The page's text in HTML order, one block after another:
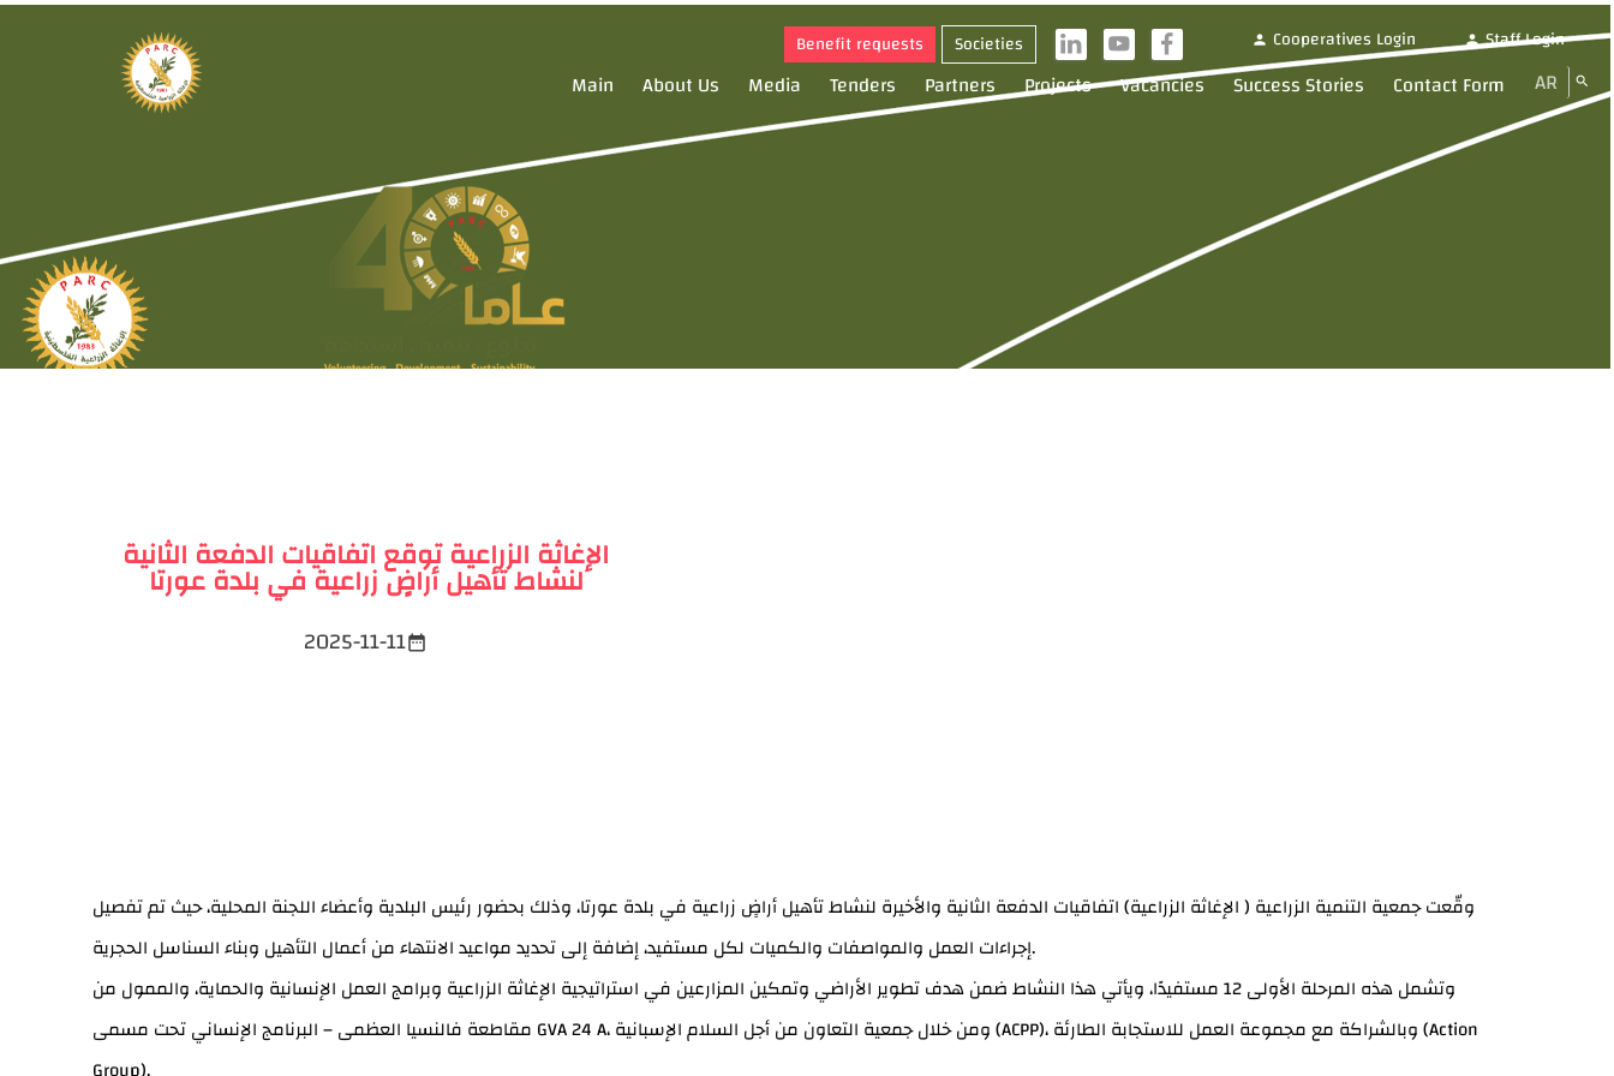
Benefit requests Societies i y f person Cooperatives Login person Staff Login
Main About Us Media Tenders Partners Projects Vacancies Success Stories Contact Form AR search
الإغاثة الزراعية توقع اتفاقيات الدفعة الثانية
لنشاط تأهيل أراضٍ زراعية في بلدة عورتا
2025-11-11date_range
وقّعت جمعية التنمية الزراعية ( الإغاثة الزراعية) اتفاقيات الدفعة الثانية والأخيرة لنشاط تأهيل أراضٍ زراعية في بلدة عورتا، وذلك بحضور رئيس البلدية وأعضاء اللجنة المحلية، حيث تم تفصيل
إجراءات العمل والمواصفات والكميات لكل مستفيد، إضافة إلى تحديد مواعيد الانتهاء من أعمال التأهيل وبناء السناسل الحجرية.
وتشمل هذه المرحلة الأولى 12 مستفيدًا، ويأتي هذا النشاط ضمن هدف تطوير الأراضي وتمكين المزارعين في استراتيجية الإغاثة الزراعية وبرامج العمل الإنسانية والحماية، والممول من
مقاطعة فالنسيا العظمى – البرنامج الإنساني تحت مسمى GVA 24 A، ومن خلال جمعية التعاون من أجل السلام الإسبانية (ACPP)، وبالشراكة مع مجموعة العمل للاستجابة الطارئة (Action